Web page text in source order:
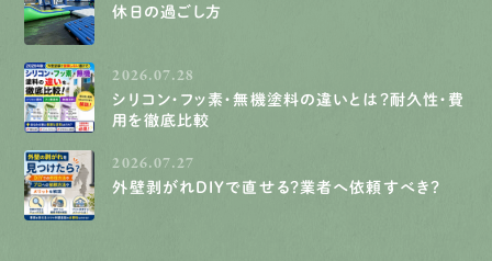
休日の過ごし方
2026.07.28
シリコン・フッ素・無機塗料の違いとは？耐久性・費
用を徹底比較
2026.07.27
外壁剥がれDIYで直せる？業者へ依頼すべき？